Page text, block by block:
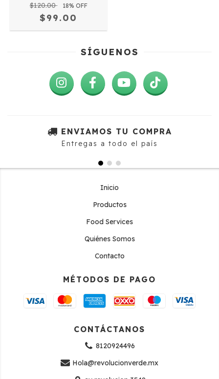
$120.00 18% OFF
$99.00
SÍGUENOS
ENVIAMOS TU COMPRA
Entregas a todo el país
Inicio
Productos
Food Services
Quiénes Somos
Contacto
MÉTODOS DE PAGO
CONTÁCTANOS
8120924496
Hola@revolucionverde.mx